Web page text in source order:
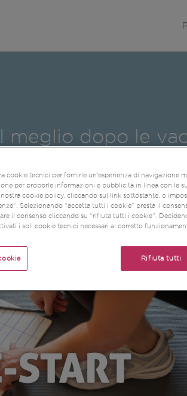
meglio dopo le
cookie tecnici per fornirle un’esperienza di navigazione
per proporle informazioni e pubblicità in linea con le
cookie policy, cliccando sul link sottostante, o
Selezionando “accetta tutti i cookie” presta il
il consenso cliccando su “rifiuta tutti i cookie”.
i soli cookie tecnici necessari al corretto
Rifiuta tutti